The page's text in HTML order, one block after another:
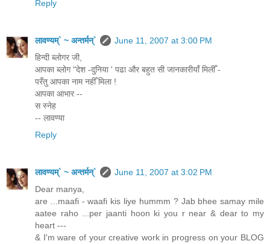
Reply
लावण्यम्` ~ अन्तर्मन्`
June 11, 2007 at 3:00 PM
हिन्दी ब्लोगर जी,
आपका ब्लोग "देश -दुनिया ' पढा और बहुत सी जानकारीयाँ मिलीँ -
परँतु आपका नाम नहीँ मिला !
आपका आभार --
स स्नेह
-- लावण्या
Reply
लावण्यम्` ~ अन्तर्मन्`
June 11, 2007 at 3:02 PM
Dear manya,
are ...maafi - waafi kis liye hummm ? Jab bhee samay mile
aatee raho ...per jaanti hoon ki you r near & dear to my
heart ---
& I'm ware of your creative work in progress on your BLOG